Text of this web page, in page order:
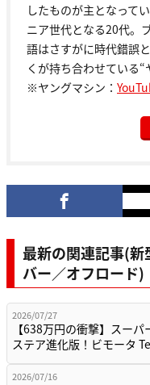
したものが主となって
ニア世代となる20代。
語はさすがに時代錯誤
くが持ち合わせている“
※ヤングマシン：
最新の関連記事(
バー／オフロード)
2026/07/27
【638万円の衝撃】スー
ステア進化版！ビモータ
2026/07/16